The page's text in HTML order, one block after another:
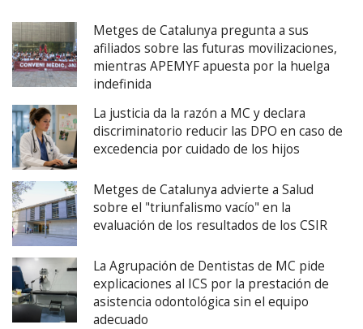
Metges de Catalunya pregunta a sus
afiliados sobre las futuras movilizaciones,
mientras APEMYF apuesta por la huelga
indefinida
La justicia da la razón a MC y declara
discriminatorio reducir las DPO en caso de
excedencia por cuidado de los hijos
Metges de Catalunya advierte a Salud
sobre el "triunfalismo vacío" en la
evaluación de los resultados de los CSIR
La Agrupación de Dentistas de MC pide
explicaciones al ICS por la prestación de
asistencia odontológica sin el equipo
adecuado